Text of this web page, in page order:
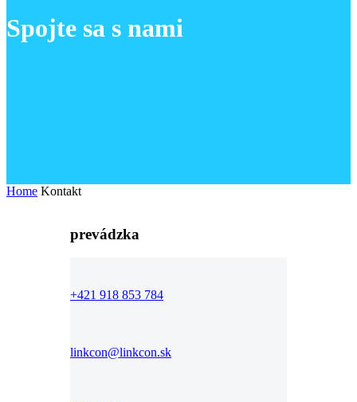
Spojte sa s nami
Home Kontakt
prevádzka
+421 918 853 784
linkcon@linkcon.sk